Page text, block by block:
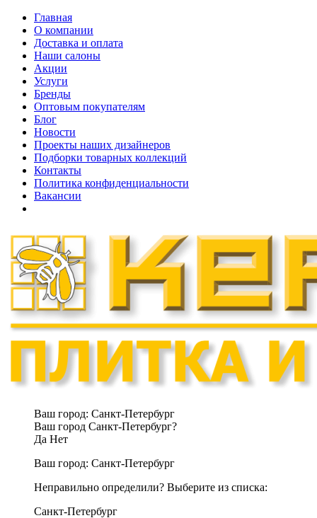
Главная
О компании
Доставка и оплата
Наши cалоны
Акции
Услуги
Бренды
Оптовым покупателям
Блог
Новости
Проекты наших дизайнеров
Подборки товарных коллекций
Контакты
Политика конфиденциальности
Вакансии
Ваш город: Санкт-Петербург
Ваш город Санкт-Петербург?
Да Нет
Ваш город: Санкт-Петербург
Неправильно определили? Выберите из списка:
Санкт-Петербург